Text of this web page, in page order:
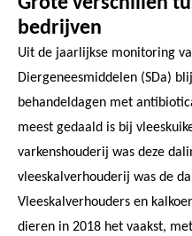
bedrijven
Uit de jaarlijkse monitoring
Diergeneesmiddelen (SDa)
behandeldagen met
meest gedaald is bij
varkenshouderij was deze
vleeskalverhouderij was de
Vleeskalverhouders en
dieren in 2018 het vaakst,